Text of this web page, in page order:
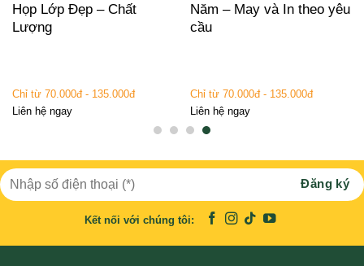
Năm – May và In theo yêu
cầu
Chỉ từ 70.000đ - 135.000đ
Liên hệ ngay
Họp Lớp Đẹp – Chất
Lượng
Chỉ từ 70.000đ - 135.000đ
Liên hệ ngay
Kết nối với chúng tôi: